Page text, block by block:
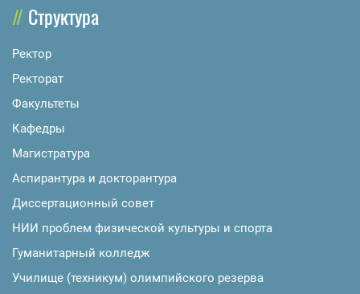
Структура
Ректор
Ректорат
Факультеты
Кафедры
Магистратура
Аспирантура и докторантура
Диссертационный совет
НИИ проблем физической культуры и спорта
Гуманитарный колледж
Училище (техникум) олимпийского резерва